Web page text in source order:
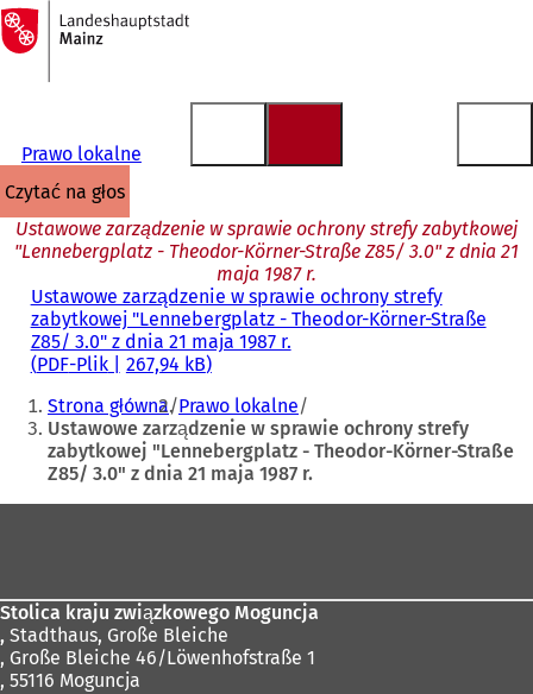
Przejdź do treści
Do
strony
głównej
Prawo lokalne
czytać na głos
Ustawowe zarządzenie w sprawie ochrony strefy zabytkowej
"Lennebergplatz - Theodor-Körner-Straße Z85/ 3.0" z dnia 21
maja 1987 r.
Ustawowe zarządzenie w sprawie ochrony strefy
zabytkowej "Lennebergplatz - Theodor-Körner-Straße
Z85/ 3.0" z dnia 21 maja 1987 r.
PDF-Plik 267,94 kB
Jesteś
tutaj:
Strona główna Prawo lokalne
Ustawowe zarządzenie w sprawie ochrony strefy
zabytkowej "Lennebergplatz - Theodor-Körner-Straße
Z85/ 3.0" z dnia 21 maja 1987 r.
Stolica kraju związkowego Moguncja
, Stadthaus, Große Bleiche
, Große Bleiche 46/Löwenhofstraße 1
, 55116 Moguncja